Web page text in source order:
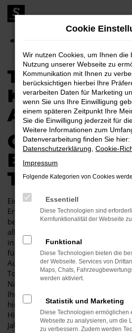
Zum
Hauptinhalt
TOYOTA
KAUFEN -
ANGEBOTE
QUALITÄT
TOYOTA
Ein Toyota Hilux stellt in vielerlei
Entscheidung für Ihre Mobilität dar.
bewährt und überzeugt zudem in
aller gängigen
in der Vielseitigkeit des Toyota
für Fahrten in der Innenstadt als
Autobahn eignet. Im Autohaus
Toyota Hilux in einer ganzen Reihe
Natürlich erhalten Sie die
Ihren eigenen Vorstellungen zu
hinaus verkaufen wir Ihnen günstige
Hilux Tageszulassung oder lassen
Jahreswagen die Preise in den
Cookie
Wir nutzen Cookies, um Ihnen die
Nutzung unserer Webseite zu
Kommunikation mit Ihnen zu
berücksichtigen hierbei Ihre
verarbeiten Daten für Marketing
wenn Sie uns Ihre Einwilligung
einem späteren Zeitpunkt Ihre
Sie die Einwilligung jederzeit für
Weitere Informationen zum
Datenverarbeitung finden Sie hier:
Datenschutzerklärung Cookie-
Impressum
Folgende Kategorien von Cookies
Essentiell
Diese Technologien sind
Kernfunktionalität der Webseite
Funktional
Diese Technologien bieten die
der Webseite. Services von
Maps, Chats,
werden aktiviert.
Statistik und Marketing
Diese Technologien ermöglichen
Webseite zu analysieren, um die
zu verbessern. Zudem werden